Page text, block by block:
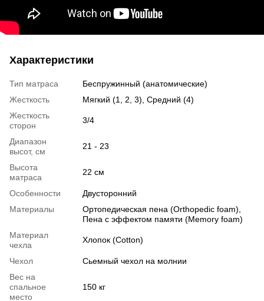
Характеристики
Тип матраса
Беспружинный (анатомические)
Жесткость
Мягкий (1, 2, 3), Средний (4)
Жесткость
сторон
3/4
Диапазон
высот, см
21 - 23
Высота
матраса
22 см
Особенности
Двусторонний
Материалы
Ортопедическая пена (Orthopedic foam),
Пена с эффектом памяти (Memory foam)
Материал
чехла
Хлопок (Cotton)
Чехол
Сьемный чехол на молнии
Вес на
спальное
место
150 кг